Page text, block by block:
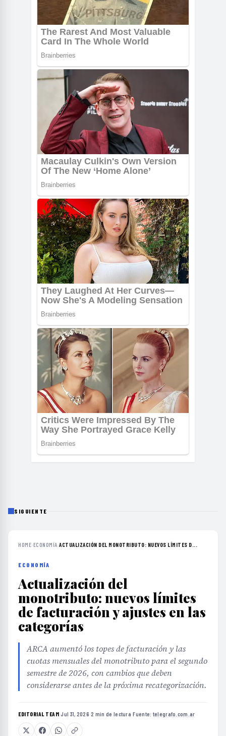
SIGUIENTE
HOME›ECONOMÍA›ACTUALIZACIÓN DEL MONOTRIBUTO: NUEVOS LÍMITES D...
ECONOMÍA
Actualización del
monotributo: nuevos límites
de facturación y ajustes en las
categorías
ARCA aumentó los topes de facturación y las
cuotas mensuales del monotributo para el segundo
semestre de 2026, con cambios que deben
considerarse antes de la próxima recategorización.
EDITORIAL TEAM·Jul 31, 2026·2 min de lectura·Fuente: telegrafo.com.ar